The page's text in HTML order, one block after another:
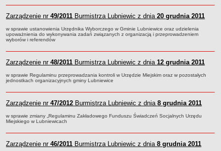
KOMUNIKATY
Drogi
Energia elektryczna
Wodociągi - ocena jakości wody
KONKURSY
Ogłoszenia o konkursach
URZĄD MIEJSKI
Dane adresowe
Zarządzenie nr49/2011 Burmistrza Lubniewic z dnia20 grudnia 2011
w sprawie ustanowienia Urzędnika Wyborczego w Gminie Lubniewice oraz udzielenia
upoważnienia do wykonywania zadań związanych z organizacją i przeprowadzeniem
wyborów i referendów
Zarządzenie nr48/2011 Burmistrza Lubniewic z dnia12 grudnia 2011
w sprawie Regulaminu przeprowadzania kontroli w Urzędzie Miejskim oraz w pozostałych
jednostkach organizacyjnych gminy Lubniewice
Zarządzenie nr47/2012 Burmistrza Lubniewic z dnia8 grudnia 2011
w sprawie zmiany „Regulaminu Zakładowego Funduszu Świadczeń Socjalnych Urzędu
Miejskiego w Lubniewicach
Zarządzenie nr46/2011 Burmistrza Lubniewic z dnia8 grudnia 2011